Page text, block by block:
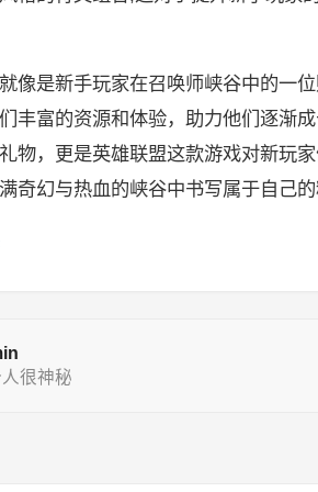
像是新手玩家在召唤师峡谷中的一
丰富的资源和体验，助力他们逐渐
物，更是英雄联盟这款游戏对新玩
奇幻与热血的峡谷中书写属于自己的
很神秘